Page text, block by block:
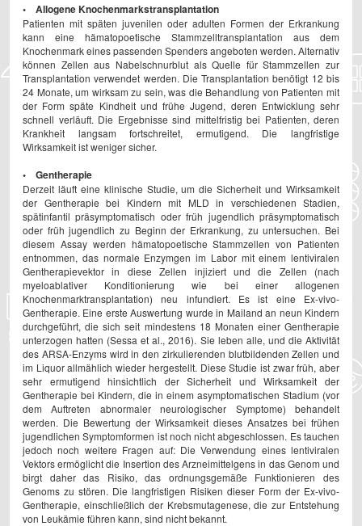
• Allogene Knochenmarkstransplantation
Patienten mit späten juvenilen oder adulten Formen der Erkrankung
kann eine hämatopoetische Stammzelltransplantation aus dem
Knochenmark eines passenden Spenders angeboten werden. Alternativ
können Zellen aus Nabelschnurblut als Quelle für Stammzellen zur
Transplantation verwendet werden. Die Transplantation benötigt 12 bis
24 Monate, um wirksam zu sein, was die Behandlung von Patienten mit
der Form späte Kindheit und frühe Jugend, deren Entwicklung sehr
schnell verläuft. Die Ergebnisse sind mittelfristig bei Patienten, deren
Krankheit langsam fortschreitet, ermutigend. Die langfristige
Wirksamkeit ist weniger sicher.
• Gentherapie
Derzeit läuft eine klinische Studie, um die Sicherheit und Wirksamkeit
der Gentherapie bei Kindern mit MLD in verschiedenen Stadien,
spätinfantil präsymptomatisch oder früh jugendlich präsymptomatisch
oder früh jugendlich zu Beginn der Erkrankung, zu untersuchen. Bei
diesem Assay werden hämatopoetische Stammzellen von Patienten
entnommen, das normale Enzymgen im Labor mit einem lentiviralen
Gentherapievektor in diese Zellen injiziert und die Zellen (nach
myeloablativer Konditionierung wie bei einer allogenen
Knochenmarktransplantation) neu infundiert. Es ist eine Ex-vivo-
Gentherapie. Eine erste Auswertung wurde in Mailand an neun Kindern
durchgeführt, die sich seit mindestens 18 Monaten einer Gentherapie
unterzogen hatten (Sessa et al., 2016). Sie leben alle, und die Aktivität
des ARSA-Enzyms wird in den zirkulierenden blutbildenden Zellen und
im Liquor allmählich wieder hergestellt. Diese Studie ist zwar früh, aber
sehr ermutigend hinsichtlich der Sicherheit und Wirksamkeit der
Gentherapie bei Kindern, die in einem asymptomatischen Stadium (vor
dem Auftreten abnormaler neurologischer Symptome) behandelt
werden. Die Bewertung der Wirksamkeit dieses Ansatzes bei frühen
jugendlichen Symptomformen ist noch nicht abgeschlossen. Es tauchen
jedoch noch weitere Fragen auf: Die Verwendung eines lentiviralen
Vektors ermöglicht die Insertion des Arzneimittelgens in das Genom und
birgt daher das Risiko, das ordnungsgemäße Funktionieren des
Genoms zu stören. Die langfristigen Risiken dieser Form der Ex-vivo-
Gentherapie, einschließlich der Krebsmutagenese, die zur Entstehung
von Leukämie führen kann, sind nicht bekannt.